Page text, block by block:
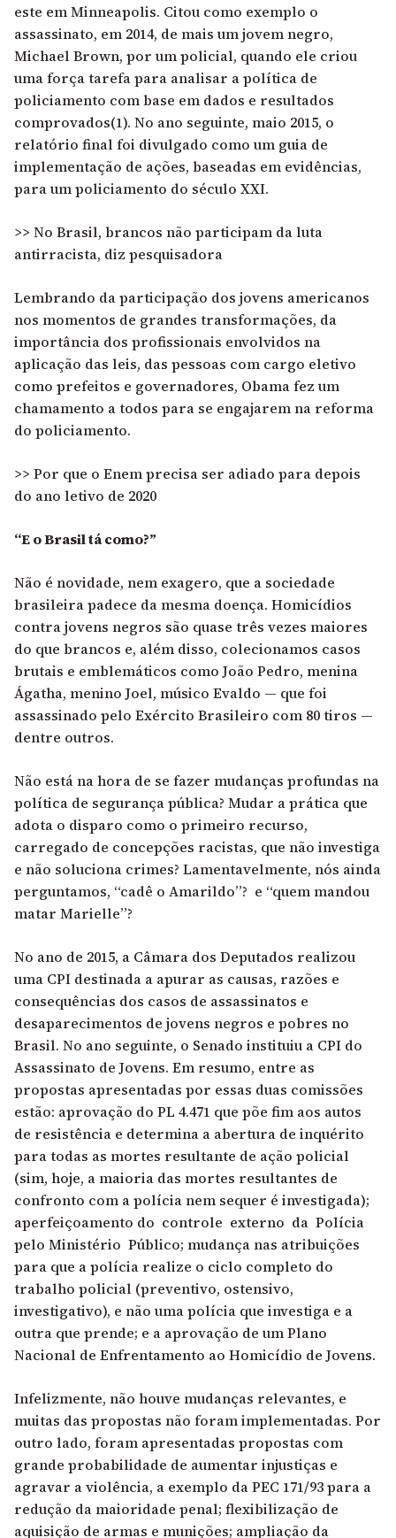
este em Minneapolis. Citou como exemplo o
assassinato, em 2014, de mais um jovem negro,
Michael Brown, por um policial, quando ele criou
uma força tarefa para analisar a política de
policiamento com base em dados e resultados
comprovados(1). No ano seguinte, maio 2015, o
relatório final foi divulgado como um guia de
implementação de ações, baseadas em evidências,
para um policiamento do século XXI.
>> No Brasil, brancos não participam da luta
antirracista, diz pesquisadora
Lembrando da participação dos jovens americanos
nos momentos de grandes transformações, da
importância dos profissionais envolvidos na
aplicação das leis, das pessoas com cargo eletivo
como prefeitos e governadores, Obama fez um
chamamento a todos para se engajarem na reforma
do policiamento.
>> Por que o Enem precisa ser adiado para depois
do ano letivo de 2020
“E o Brasil tá como?”
Não é novidade, nem exagero, que a sociedade
brasileira padece da mesma doença. Homicídios
contra jovens negros são quase três vezes maiores
do que brancos e, além disso, colecionamos casos
brutais e emblemáticos como João Pedro, menina
Ágatha, menino Joel, músico Evaldo — que foi
assassinado pelo Exército Brasileiro com 80 tiros —
dentre outros.
Não está na hora de se fazer mudanças profundas na
política de segurança pública? Mudar a prática que
adota o disparo como o primeiro recurso,
carregado de concepções racistas, que não investiga
e não soluciona crimes? Lamentavelmente, nós ainda
perguntamos, “cadê o Amarildo”? e “quem mandou
matar Marielle”?
No ano de 2015, a Câmara dos Deputados realizou
uma CPI destinada a apurar as causas, razões e
consequências dos casos de assassinatos e
desaparecimentos de jovens negros e pobres no
Brasil. No ano seguinte, o Senado instituiu a CPI do
Assassinato de Jovens. Em resumo, entre as
propostas apresentadas por essas duas comissões
estão: aprovação do PL 4.471 que põe fim aos autos
de resistência e determina a abertura de inquérito
para todas as mortes resultante de ação policial
(sim, hoje, a maioria das mortes resultantes de
confronto com a polícia nem sequer é investigada);
aperfeiçoamento do controle externo da Polícia
pelo Ministério Público; mudança nas atribuições
para que a polícia realize o ciclo completo do
trabalho policial (preventivo, ostensivo,
investigativo), e não uma polícia que investiga e a
outra que prende; e a aprovação de um Plano
Nacional de Enfrentamento ao Homicídio de Jovens.
Infelizmente, não houve mudanças relevantes, e
muitas das propostas não foram implementadas. Por
outro lado, foram apresentadas propostas com
grande probabilidade de aumentar injustiças e
agravar a violência, a exemplo da PEC 171/93 para a
redução da maioridade penal; flexibilização de
aquisição de armas e munições; ampliação da